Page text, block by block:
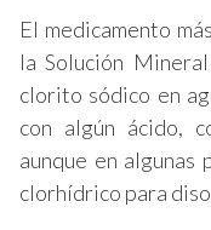
El medicamento
la Solución
clorito sódico en
con algún ácido,
aunque en algunas
clorhídrico para